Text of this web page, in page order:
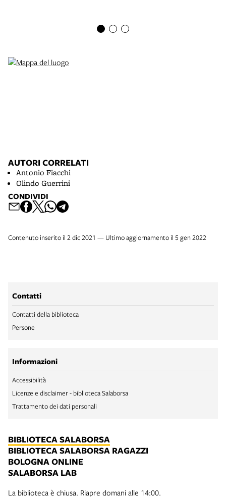
AUTORI CORRELATI
Antonio Fiacchi
Olindo Guerrini
CONDIVIDI
Contenuto inserito il 2 dic 2021 — Ultimo aggiornamento il 5 gen 2022
Contatti
Contatti della biblioteca
Persone
Informazioni
Accessibilità
Licenze e disclaimer - biblioteca Salaborsa
Trattamento dei dati personali
BIBLIOTECA SALABORSA
BIBLIOTECA SALABORSA RAGAZZI
BOLOGNA ONLINE
SALABORSA LAB
La biblioteca è chiusa. Riapre domani alle 14:00.